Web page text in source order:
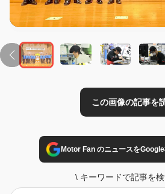
この画像の記事を読む
Motor Fan のニュースを
\ キーワードで記事を